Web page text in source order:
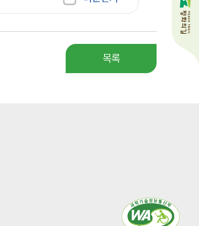
목록